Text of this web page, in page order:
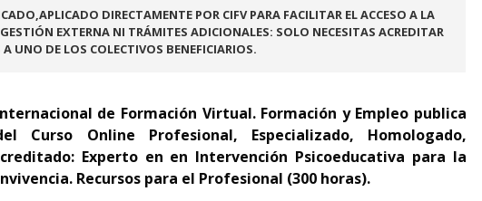
DIRECTAMENTE POR CIFV PARA FACILITAR EL ACCESO A LA
EXTERNA NI TRÁMITES ADICIONALES: SOLO NECESITAS ACREDITAR
A UNO DE LOS COLECTIVOS BENEFICIARIOS.
de Formación Virtual. Formación y Empleo publica
Curso Online Profesional, Especializado, Homologado,
Experto en en Intervención Psicoeducativa para la
Recursos para el Profesional (300 horas).